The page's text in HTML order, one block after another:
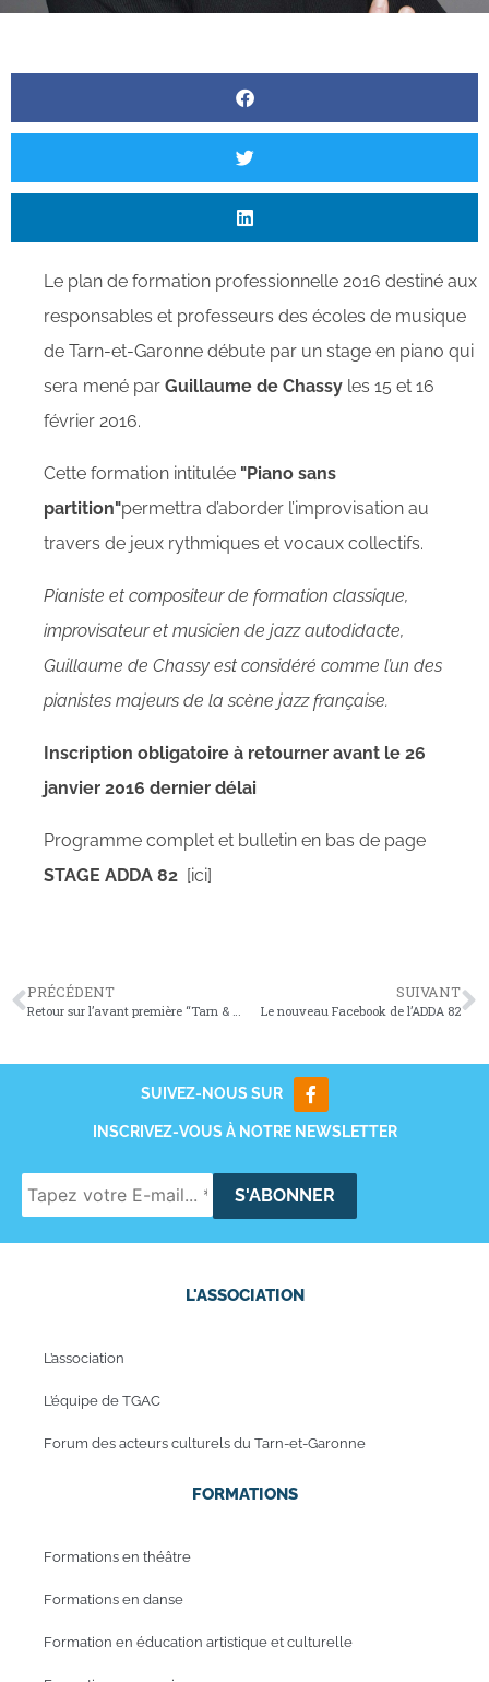
Le plan de formation professionnelle 2016 destiné aux
responsables et professeurs des écoles de musique
de Tarn-et-Garonne débute par un stage en piano qui
sera mené par Guillaume de Chassy les 15 et 16
février 2016.
Cette formation intitulée "Piano sans
partition"permettra d’aborder l’improvisation au
travers de jeux rythmiques et vocaux collectifs.
Pianiste et compositeur de formation classique,
improvisateur et musicien de jazz autodidacte,
Guillaume de Chassy est considéré comme l’un des
pianistes majeurs de la scène jazz française.
Inscription obligatoire à retourner avant le 26
janvier 2016 dernier délai
Programme complet et bulletin en bas de page
STAGE ADDA 82 [ici]
PRÉCÉDENT
Retour sur l’avant première “Tarn & Garock – les 25 ans”
SUIVANT
Le nouveau Facebook de l’ADDA 82
SUIVEZ-NOUS SUR
INSCRIVEZ-VOUS À NOTRE NEWSLETTER
L'ASSOCIATION
L’association
L’équipe de TGAC
Forum des acteurs culturels du Tarn-et-Garonne
FORMATIONS
Formations en théâtre
Formations en danse
Formation en éducation artistique et culturelle